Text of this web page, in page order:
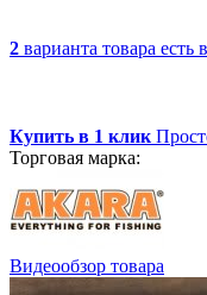
2 варианта товара есть
Купить в 1 клик
Торговая марка:
Видеообзор товара